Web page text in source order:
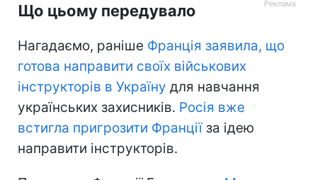
Що цьому передувало
Нагадаємо, раніше Франція заявила, що
готова направити своїх військових
інструкторів в Україну для навчання
українських захисників. Росія вже
встигла пригрозити Франціїза ідею
направити інструкторів.